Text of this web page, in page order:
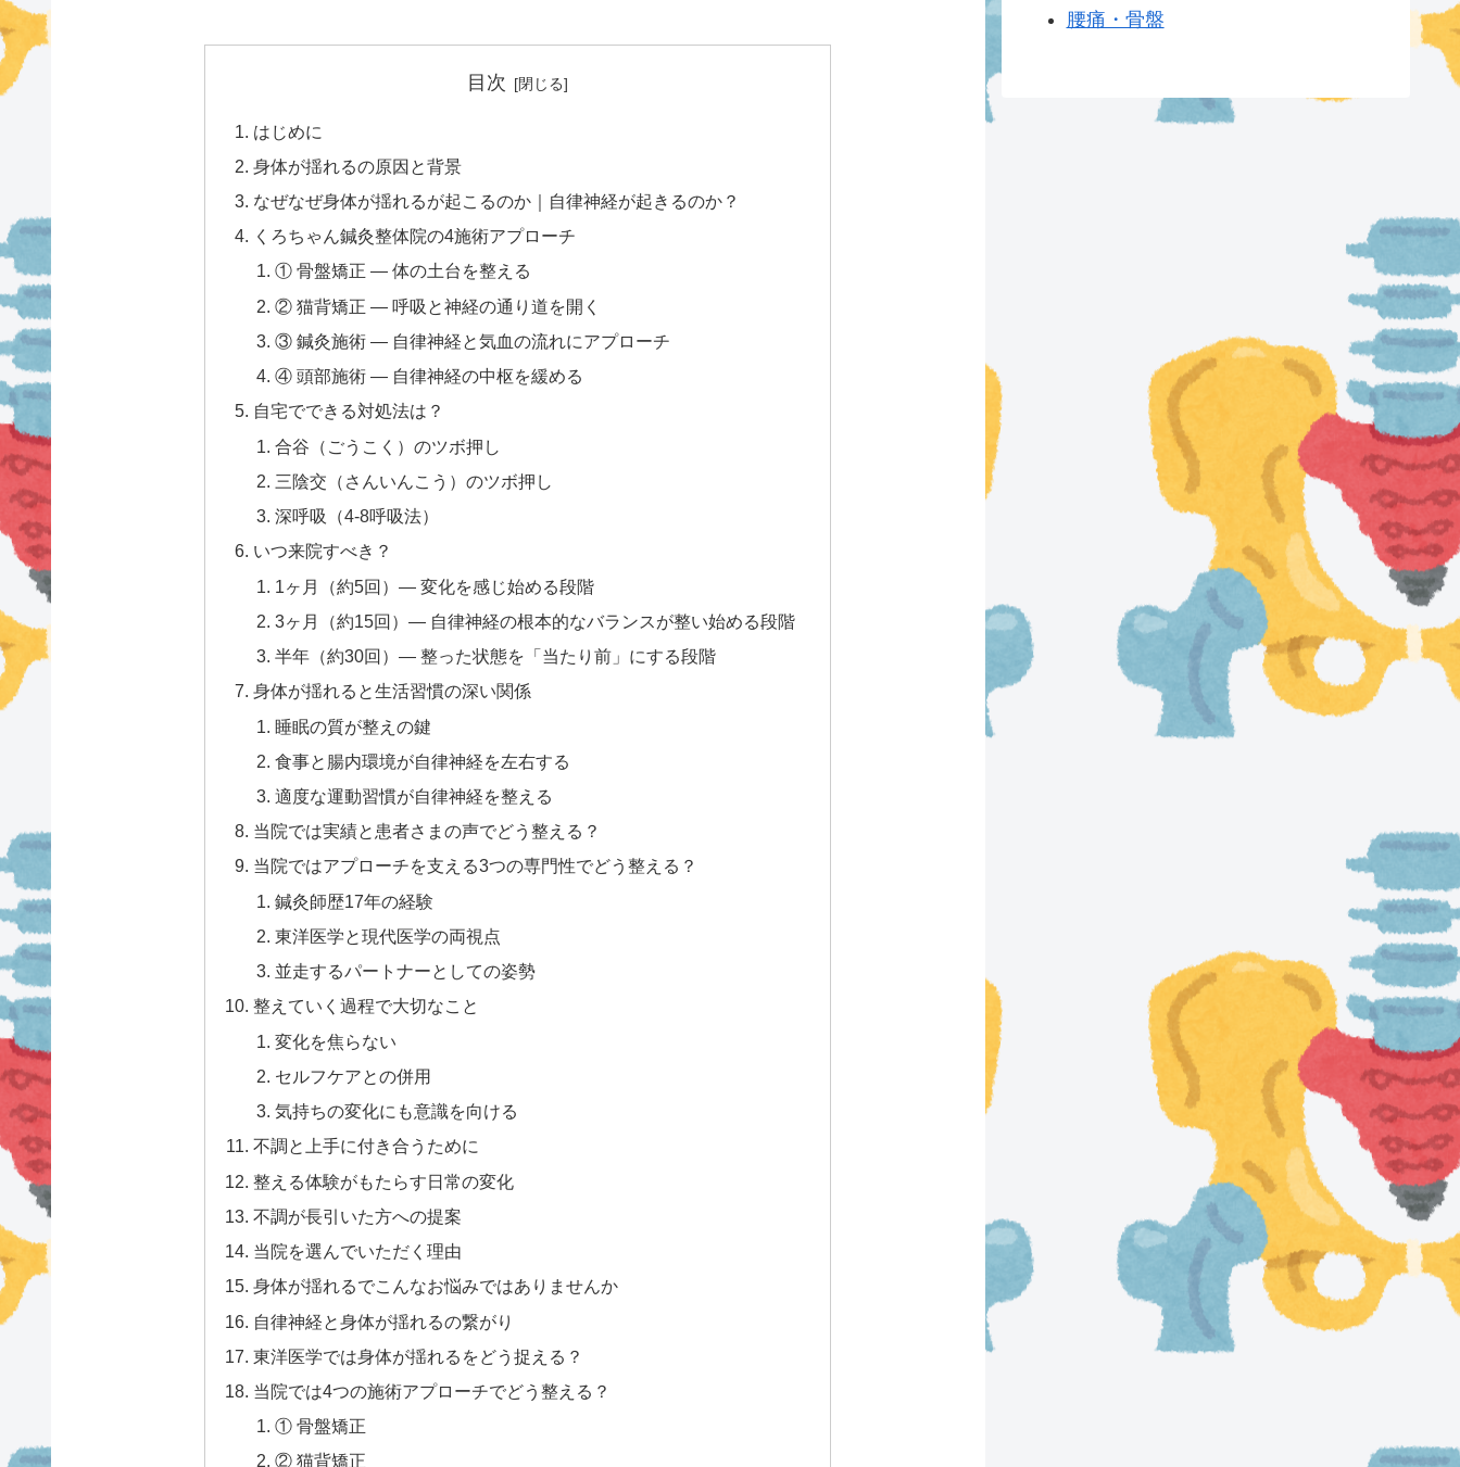
目次
はじめに
身体が揺れるの原因と背景
なぜなぜ身体が揺れるが起こるのか｜自律神経が起きるのか？
くろちゃん鍼灸整体院の4施術アプローチ
① 骨盤矯正 — 体の土台を整える
② 猫背矯正 — 呼吸と神経の通り道を開く
③ 鍼灸施術 — 自律神経と気血の流れにアプローチ
④ 頭部施術 — 自律神経の中枢を緩める
自宅でできる対処法は？
合谷（ごうこく）のツボ押し
三陰交（さんいんこう）のツボ押し
深呼吸（4-8呼吸法）
いつ来院すべき？
1ヶ月（約5回）— 変化を感じ始める段階
3ヶ月（約15回）— 自律神経の根本的なバランスが整い始める段階
半年（約30回）— 整った状態を「当たり前」にする段階
身体が揺れると生活習慣の深い関係
睡眠の質が整えの鍵
食事と腸内環境が自律神経を左右する
適度な運動習慣が自律神経を整える
当院では実績と患者さまの声でどう整える？
当院ではアプローチを支える3つの専門性でどう整える？
鍼灸師歴17年の経験
東洋医学と現代医学の両視点
並走するパートナーとしての姿勢
整えていく過程で大切なこと
変化を焦らない
セルフケアとの併用
気持ちの変化にも意識を向ける
不調と上手に付き合うために
整える体験がもたらす日常の変化
不調が長引いた方への提案
当院を選んでいただく理由
身体が揺れるでこんなお悩みではありませんか
自律神経と身体が揺れるの繋がり
東洋医学では身体が揺れるをどう捉える？
当院では4つの施術アプローチでどう整える？
① 骨盤矯正
② 猫背矯正
腰痛・骨盤